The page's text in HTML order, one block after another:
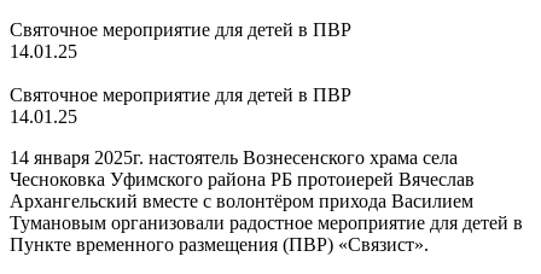
Святочное мероприятие для детей в ПВР
14.01.25
Святочное мероприятие для детей в ПВР
14.01.25
14 января 2025г. настоятель Вознесенского храма села
Чесноковка Уфимского района РБ протоиерей Вячеслав
Архангельский вместе с волонтёром прихода Василием
Тумановым организовали радостное мероприятие для детей в
Пункте временного размещения (ПВР) «Связист».